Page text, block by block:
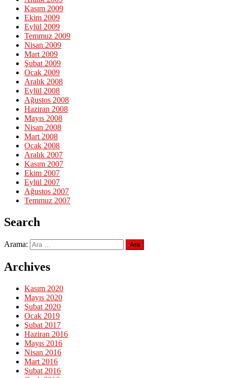
Kasım 2009
Ekim 2009
Eylül 2009
Temmuz 2009
Nisan 2009
Mart 2009
Şubat 2009
Ocak 2009
Aralık 2008
Eylül 2008
Ağustos 2008
Haziran 2008
Mayıs 2008
Nisan 2008
Mart 2008
Ocak 2008
Aralık 2007
Kasım 2007
Ekim 2007
Eylül 2007
Ağustos 2007
Temmuz 2007
Search
Arama:
Archives
Kasım 2020
Mayıs 2020
Şubat 2020
Ocak 2019
Şubat 2017
Haziran 2016
Mayıs 2016
Nisan 2016
Mart 2016
Şubat 2016